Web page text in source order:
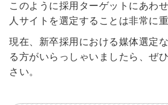
このように採用ターゲットにあわ
人サイトを選定することは非常に重
現在、新卒採用における媒体選定
る方がいらっしゃいましたら、ぜ
さい。